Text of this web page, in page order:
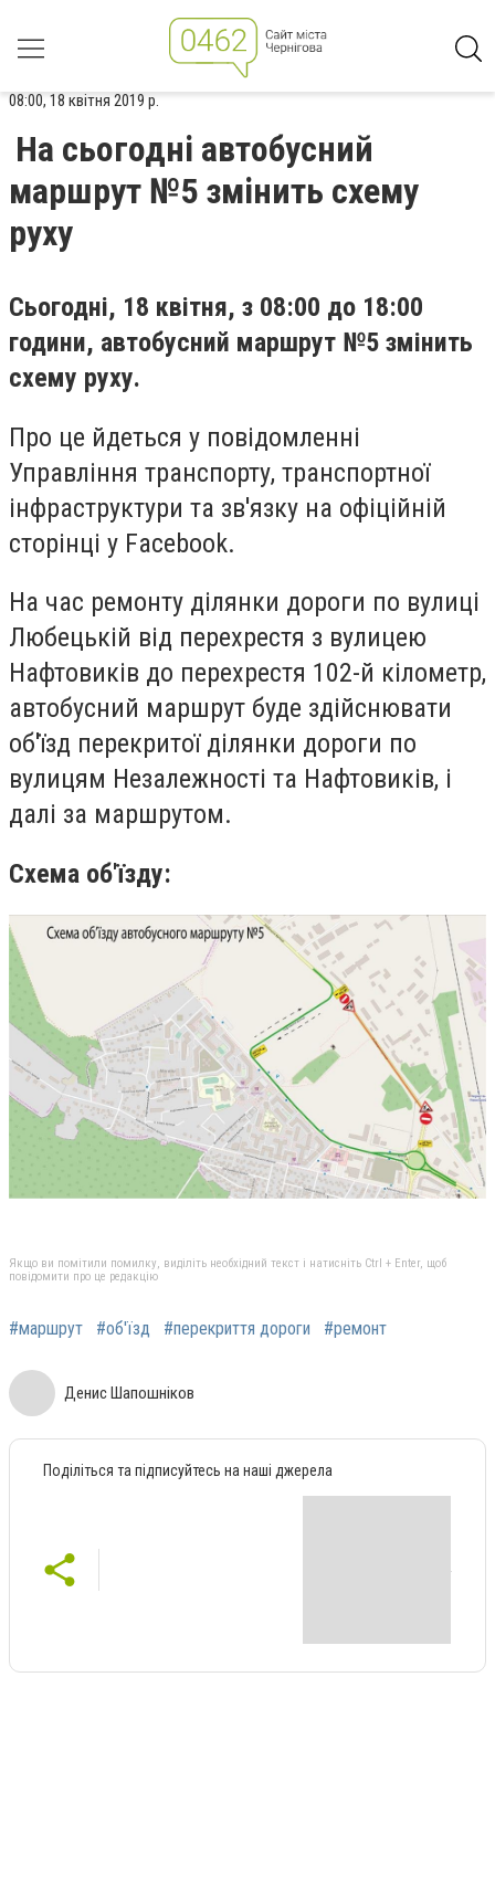
08:00, 18 квітня 2019 р.
На сьогодні автобусний
маршрут №5 змінить схему
руху
Сьогодні, 18 квітня, з 08:00 до 18:00
години, автобусний маршрут №5 змінить
схему руху.
Про це йдеться у повідомленні
Управління транспорту, транспортної
інфраструктури та зв'язку на офіційній
сторінці у Facebook.
На час ремонту ділянки дороги по вулиці
Любецькій від перехрестя з вулицею
Нафтовиків до перехрестя 102-й кілометр,
автобусний маршрут буде здійснювати
об'їзд перекритої ділянки дороги по
вулицям Незалежності та Нафтовиків, і
далі за маршрутом.
Схема об'їзду:
Якщо ви помітили помилку, виділіть необхідний текст і натисніть Ctrl + Enter, щоб
повідомити про це редакцію
#маршрут #об'їзд #перекриття дороги #ремонт
Денис Шапошніков
Поділіться та підписуйтесь на наші джерела